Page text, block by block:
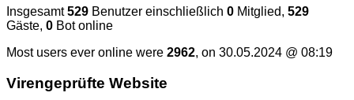
Insgesamt529 Benutzer einschließlich 0 Mitglied, 529
Gäste, 0 Bot online
Most users ever online were 2962, on 30.05.2024 @ 08:19
Vi­ren­ge­prüf­te Website